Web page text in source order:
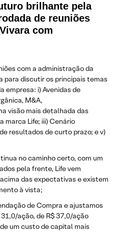
brilhante pela
de reuniões
com
com a administração da
para discutir os principais temas
empresa: i) Avenidas de
M&A,
visão mais detalhada das
marca Life; iii) Cenário
resultados de curto prazo; e v)
no caminho certo, com um
pela frente, Life vem
das expectativas e existem
à vista;
de Compra e ajustamos
ação, de R$ 37,0/ação
um custo de capital mais